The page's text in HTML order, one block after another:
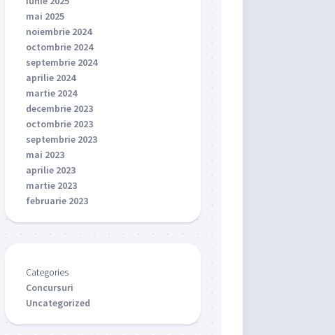
mai 2025
noiembrie 2024
octombrie 2024
septembrie 2024
aprilie 2024
martie 2024
decembrie 2023
octombrie 2023
septembrie 2023
mai 2023
aprilie 2023
martie 2023
februarie 2023
Categories
Concursuri
Uncategorized